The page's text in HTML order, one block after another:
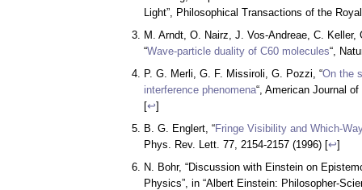
Light”, Philosophical Transactions of the
M. Arndt, O. Nairz, J. Vos-Andreae, C. Keller,
“Wave-particle duality of C60 molecules“,
P. G. Merli, G. F. Missiroli, G. Pozzi, “On the
interference phenomena“, American Journal
[↩]
B. G. Englert, “Fringe Visibility and Which-
Phys. Rev. Lett. 77, 2154-2157 (1996) [↩]
N. Bohr, “Discussion with Einstein on
Physics”, in “Albert Einstein: Philosopher-